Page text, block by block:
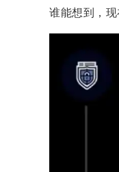
谁能想到，